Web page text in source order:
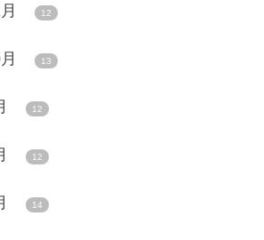
12
13
12
12
14